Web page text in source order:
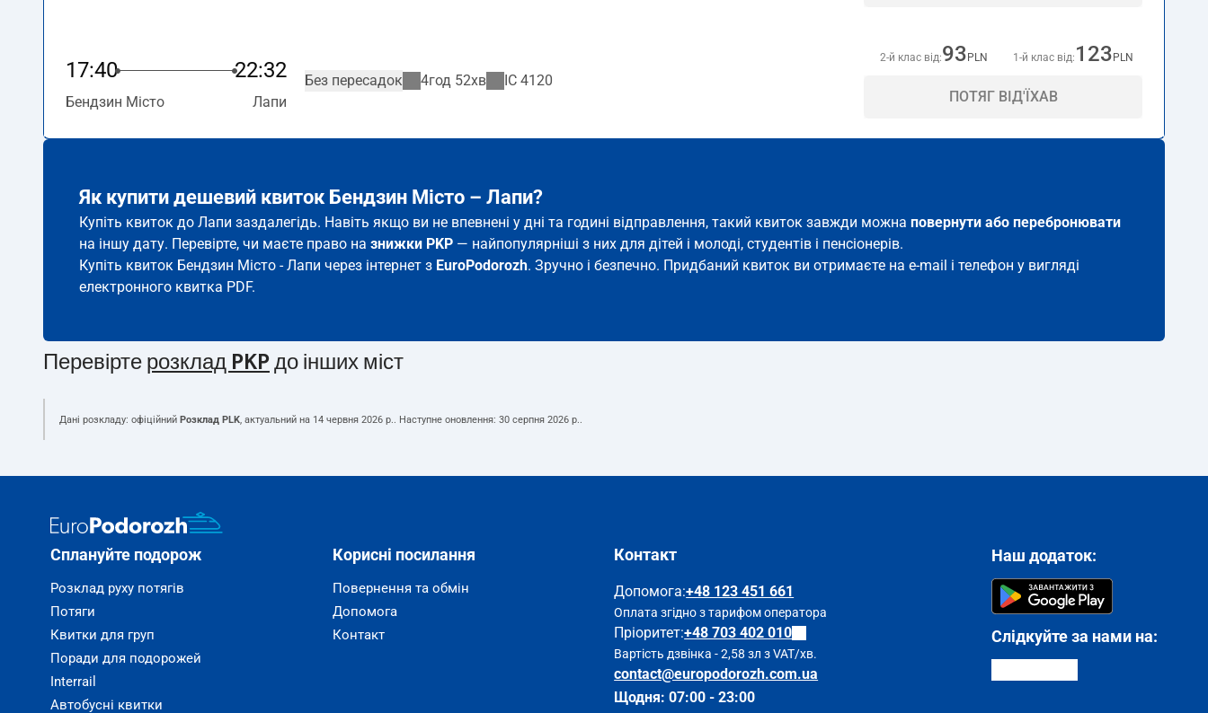
17:40 22:32
Бендзин Місто Лапи
Без пересадок 4год 52хв IC 4120
2-й клас від:93 PLN 1-й клас від: 123 PLN
ПОТЯГ ВІД'ЇХАВ
Як купити дешевий квиток Бендзин Місто – Лапи?
Купіть квиток до Лапи заздалегідь. Навіть якщо ви не впевнені у дні та годині відправлення, такий квиток завжди можна повернути або перебронювати
на іншу дату. Перевірте, чи маєте право на знижки PKP — найпопулярніші з них для дітей і молоді, студентів і пенсіонерів.
Купіть квиток Бендзин Місто - Лапи через інтернет з EuroPodorozh. Зручно і безпечно. Придбаний квиток ви отримаєте на e-mail і телефон у вигляді
електронного квитка PDF.
Перевірте розклад PKP до інших міст
Дані розкладу: офіційний Розклад PLK, актуальний на 14 червня 2026 р.. Наступне оновлення: 30 серпня 2026 р..
Сплануйте подорож
Розклад руху потягів
Потяги
Квитки для груп
Поради для подорожей
Interrail
Автобусні квитки
Корисні посилання
Повернення та обмін
Допомога
Контакт
Контакт
Допомога:+48 123 451 661
Оплата згідно з тарифом оператора
Пріоритет:+48 703 402 010
Вартість дзвінка - 2,58 зл з VAT/хв.
contact@europodorozh.com.ua
Щодня: 07:00 - 23:00
Наш додаток:
Слідкуйте за нами на: